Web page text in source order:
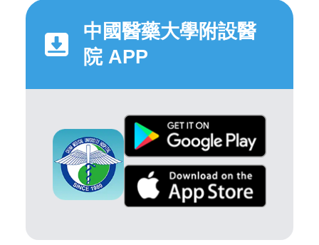
中國醫藥大學附設醫
院 APP